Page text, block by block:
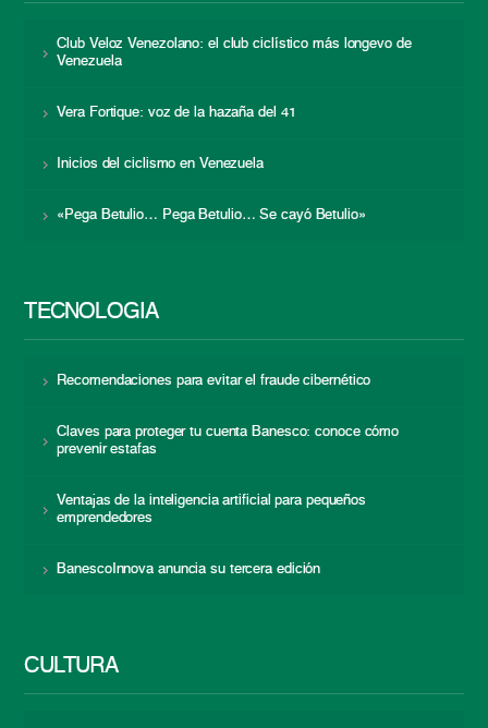
Club Veloz Venezolano: el club ciclístico más longevo de
Venezuela
Vera Fortique: voz de la hazaña del 41
Inicios del ciclismo en Venezuela
«Pega Betulio… Pega Betulio… Se cayó Betulio»
TECNOLOGÍA
Recomendaciones para evitar el fraude cibernético
Claves para proteger tu cuenta Banesco: conoce cómo
prevenir estafas
Ventajas de la inteligencia artificial para pequeños
emprendedores
BanescoInnova anuncia su tercera edición
CULTURA